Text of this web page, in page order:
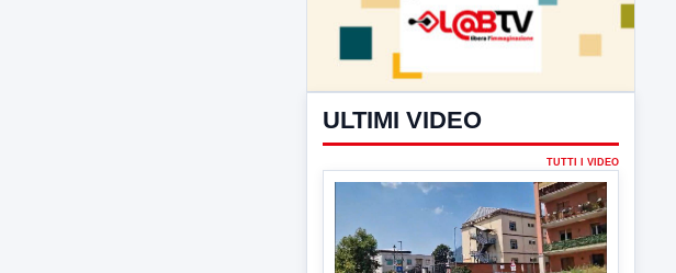
ULTIMI VIDEO
TUTTI I VIDEO